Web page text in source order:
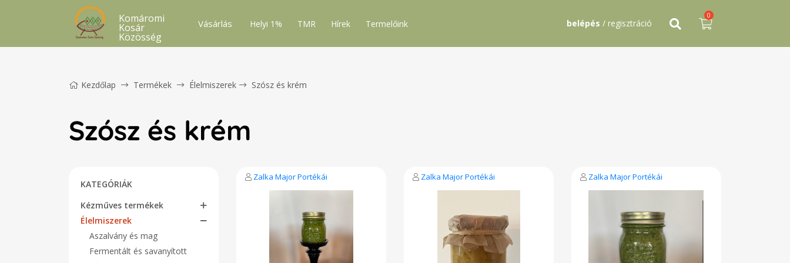
Komáromi
Kosár
Közösség
Vásárlás Helyi 1% TMR Hírek Termelőink belépés / regisztráció
0
Kezdőlap Termékek Élelmiszerek Szósz és krém
Szósz és krém
KATEGÓRIÁK
Kézműves termékek
Élelmiszerek
Aszalvány és mag
Fermentált és savanyított
Zalka Major Portékái Zalka Major Portékái Zalka Major Portékái